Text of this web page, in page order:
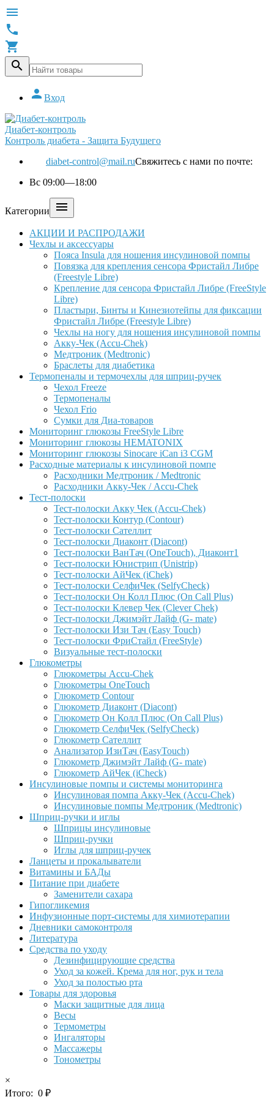




 Вход
Диабет-контроль
Контроль диабета - Защита Будущего
diabet-control@mail.ruСвяжитесь с нами по почте:
Вс 09:00—18:00
Категории 
АКЦИИ И РАСПРОДАЖИ
Чехлы и аксессуары
Пояса Insula для ношения инсулиновой помпы
Повязка для крепления сенсора Фристайл Либре
(Freestyle Libre)
Крепление для сенсора Фристайл Либре (FreeStyle
Libre)
Пластыри, Бинты и Кинезиотейпы для фиксации
Фристайл Либре (Freestyle Libre)
Чехлы на ногу для ношения инсулиновой помпы
Акку-Чек (Accu-Chek)
Медтроник (Medtronic)
Браслеты для диабетика
Термопеналы и термочехлы для шприц-ручек
Чехол Freeze
Термопеналы
Чехол Frio
Сумки для Диа-товаров
Мониторинг глюкозы FreeStyle Libre
Мониторинг глюкозы HEMATONIX
Мониторинг глюкозы Sinocare iCan i3 CGM
Расходные материалы к инсулиновой помпе
Расходники Медтроник / Medtronic
Расходники Акку-Чек / Accu-Chek
Тест-полоски
Тест-полоски Акку Чек (Accu-Chek)
Тест-полоски Контур (Contour)
Тест-полоски Сателлит
Тест-полоски Диаконт (Diacont)
Тест-полоски ВанТач (OneTouch), Диаконт1
Тест-полоски Юнистрип (Unistrip)
Тест-полоски АйЧек (iChek)
Тест-полоски СелфиЧек (SelfyCheck)
Тест-полоски Он Колл Плюс (On Call Plus)
Тест-полоски Клевер Чек (Clever Chek)
Тест-полоски Джимэйт Лайф (G- mate)
Тест-полоски Изи Тач (Easy Touch)
Тест-полоски ФриCтайл (FreeStyle)
Визуальные тест-полоски
Глюкометры
Глюкометры Accu-Сhek
Глюкометры OneTouch
Глюкометр Contour
Глюкометр Диаконт (Diacont)
Глюкометр Он Колл Плюс (On Call Plus)
Глюкометр СелфиЧек (SelfyCheck)
Глюкометр Сателлит
Анализатор ИзиТач (EasyTouch)
Глюкометр Джимэйт Лайф (G- mate)
Глюкометр АйЧек (iCheck)
Инсулиновые помпы и системы мониторинга
Инсулиновая помпа Акку-Чек (Accu-Chek)
Инсулиновые помпы Медтроник (Medtronic)
Шприц-ручки и иглы
Шприцы инсулиновые
Шприц-ручки
Иглы для шприц-ручек
Ланцеты и прокалыватели
Витамины и БАДы
Питание при диабете
Заменители сахара
Гипогликемия
Инфузионные порт-системы для химиотерапии
Дневники самоконтроля
Литература
Средства по уходу
Дезинфицирующие средства
Уход за кожей. Крема для ног, рук и тела
Уход за полостью рта
Товары для здоровья
Маски защитные для лица
Весы
Термометры
Ингаляторы
Массажеры
Тонометры
×
Итого: 0 ₽